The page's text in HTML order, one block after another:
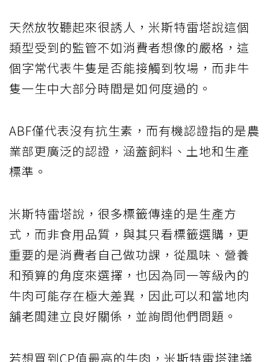
天然放牧聽起來很誘人，米斯特雷塔說這個
類型受到的監管不如消費者想像的嚴格，這
個字常代表牛隻是否能接觸到牧場，而非牛
隻一生中大部分時間是如何度過的。
ABF僅代表沒有抗生素，而有機認證指的是農
業部更廣泛的認證，涵蓋飼料、土地和生產
標準。
米斯特雷塔說，很多標籤傳達的是生產方
式，而非食用品質，與其只看標籤選購，更
重要的是消費者自己做功課，從風味、營養
和預算的角度來選擇，也因為同一等級內的
牛肉可能存在極大差異，因此可以和當地肉
舖老闆建立良好關係，並詢問他們問題。
若想買到CP值最高的牛肉，米斯特雷塔建議